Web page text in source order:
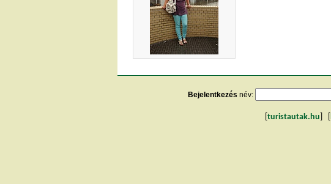
Bejelentkezés név:
turistautak.hu